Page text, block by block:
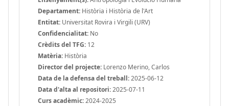
Departament: Història i Història de l'Art
Entitat: Universitat Rovira i Virgili (URV)
Confidencialitat: No
Crèdits del TFG: 12
Matèria: Història
Director del projecte: Lorenzo Merino, Carlos
Data de la defensa del treball:2025-06-12
Data d'alta al repositori:2025-07-11
Curs acadèmic:2024-2025